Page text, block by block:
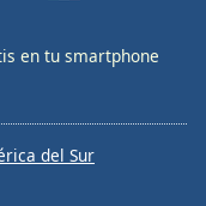
en tu smartphone
del Sur